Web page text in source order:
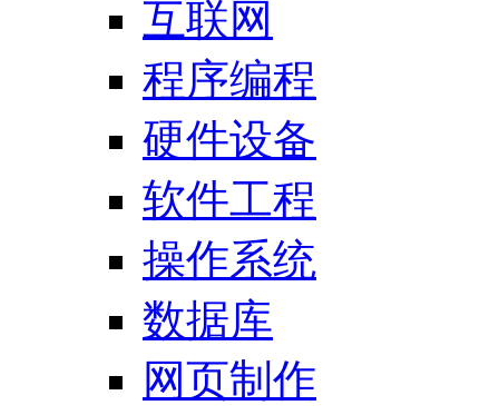
互联网
程序编程
硬件设备
软件工程
操作系统
数据库
网页制作